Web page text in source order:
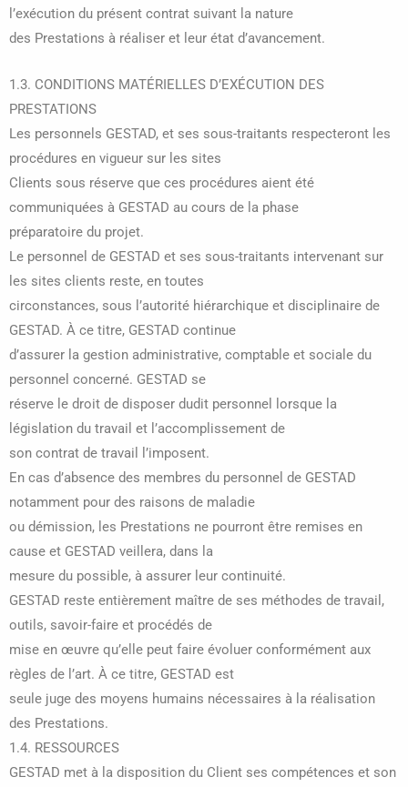
l’exécution du présent contrat suivant la nature
des Prestations à réaliser et leur état d’avancement.
1.3. CONDITIONS MATÉRIELLES D’EXÉCUTION DES
PRESTATIONS
Les personnels GESTAD, et ses sous-traitants respecteront les
procédures en vigueur sur les sites
Clients sous réserve que ces procédures aient été
communiquées à GESTAD au cours de la phase
préparatoire du projet.
Le personnel de GESTAD et ses sous-traitants intervenant sur
les sites clients reste, en toutes
circonstances, sous l’autorité hiérarchique et disciplinaire de
GESTAD. À ce titre, GESTAD continue
d’assurer la gestion administrative, comptable et sociale du
personnel concerné. GESTAD se
réserve le droit de disposer dudit personnel lorsque la
législation du travail et l’accomplissement de
son contrat de travail l’imposent.
En cas d’absence des membres du personnel de GESTAD
notamment pour des raisons de maladie
ou démission, les Prestations ne pourront être remises en
cause et GESTAD veillera, dans la
mesure du possible, à assurer leur continuité.
GESTAD reste entièrement maître de ses méthodes de travail,
outils, savoir-faire et procédés de
mise en œuvre qu’elle peut faire évoluer conformément aux
règles de l’art. À ce titre, GESTAD est
seule juge des moyens humains nécessaires à la réalisation
des Prestations.
1.4. RESSOURCES
GESTAD met à la disposition du Client ses compétences et son